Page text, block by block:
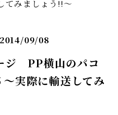
てみましょう!!～
2014/09/08
ジ PP横山のパコ
実際に輸送してみ